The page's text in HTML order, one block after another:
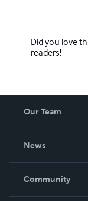
Did you love
readers!
Our Team
News
In The News
Community